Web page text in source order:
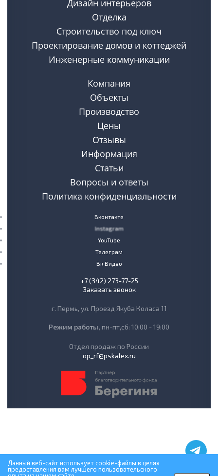
Дизайн интерьеров
Отделка
Строительство под ключ
Проектирование домов и коттеджей
Инженерные коммуникации
Компания
Объекты
Производство
Цены
Отзывы
Информация
Статьи
Вопросы и ответы
Политика конфиденциальности
Вконтакте
Instagram
YouTube
Телеграм
Вк Видео
+7 (342) 273-77-25
Заказать звонок
г. Пермь, ул. Проезд Якуба Коласа 11
Режим работы, пн-пт,сб: 10:00 - 19:00
Отдел продаж по России
op_rf@pskalex.ru
Данный веб-сайт использует cookie-файлы в целях
предоставления вам лучшего пользовательского